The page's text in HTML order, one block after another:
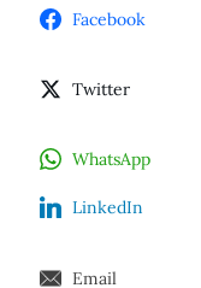
Facebook
Twitter
WhatsApp
LinkedIn
Email